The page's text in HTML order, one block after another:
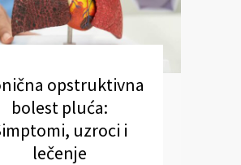
opstruktivna
bolest pluća:
uzroci i
lečenje